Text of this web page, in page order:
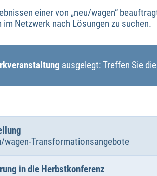
einer von „neu/wagen“
im Netzwerk nach Lösungen zu suchen.
ausgelegt: Treffen Sie
wagen-Transformationsangebote
in die Herbstkonferenz